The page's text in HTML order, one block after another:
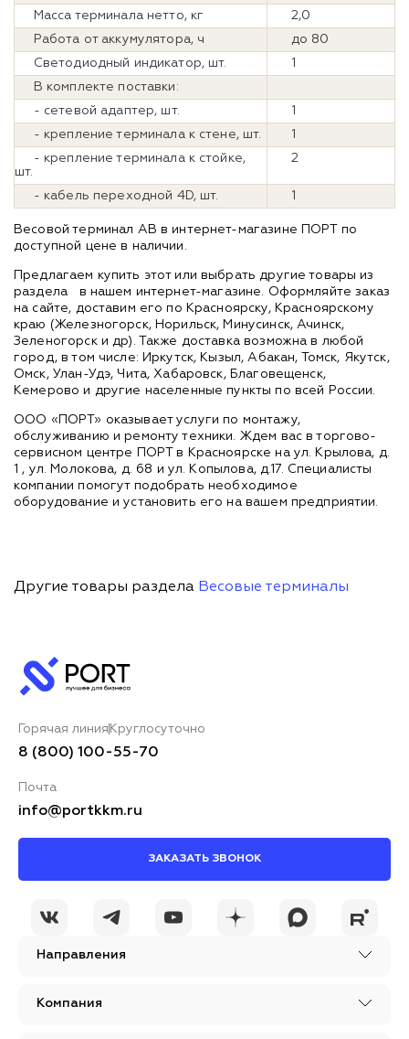
Масса терминала нетто, кг
2,0
Работа от аккумулятора, ч
до 80
Светодиодный индикатор, шт.
1
В комплекте поставки:
- сетевой адаптер, шт.
1
- крепление терминала к стене, шт.
1
- крепление терминала к стойке,
шт.
2
- кабель переходной 4D, шт. 1
Весовой терминал AB в интернет-магазине ПОРТ по
доступной цене в наличии.
Предлагаем купить этот или выбрать другие товары из
раздела
в нашем интернет-магазине. Оформляйте заказ
на сайте, доставим его по Красноярску, Красноярскому
краю (Железногорск, Норильск, Минусинск, Ачинск,
Зеленогорск и др). Также доставка возможна в любой
город, в том числе: Иркутск, Кызыл, Абакан, Томск, Якутск,
Омск, Улан-Удэ, Чита, Хабаровск, Благовещенск,
Кемерово и другие населенные пункты по всей России.
ООО «ПОРТ» оказывает услуги по монтажу,
обслуживанию и ремонту техники. Ждем вас в торгово-
сервисном центре ПОРТ в Красноярске на ул. Крылова, д.
1 , ул. Молокова, д. 68 и ул. Копылова, д.17. Специалисты
компании помогут подобрать необходимое
оборудование и установить его на вашем предприятии.
Другие товары раздела Весовые терминалы
Направления
Компания
Горячая линия Круглосуточно
8 (800) 100-55-70
Почта
info@portkkm.ru
ЗАКАЗАТЬ ЗВОНОК